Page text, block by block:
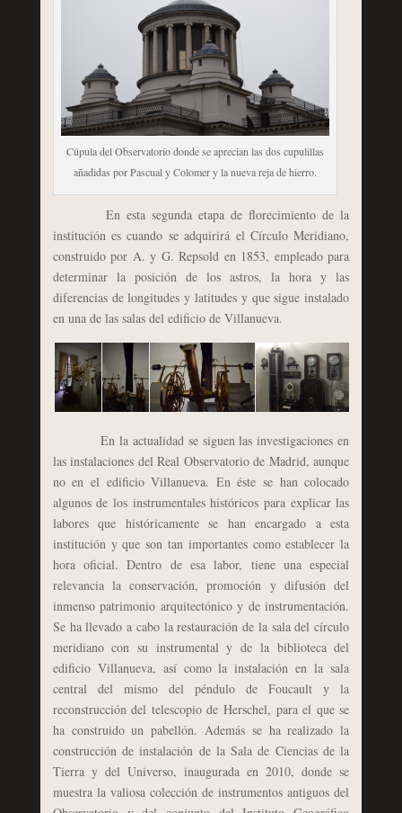
Cúpula del Observatorio donde se aprecian las dos cupulillas
añadidas por Pascual y Colomer y la nueva reja de hierro.
En esta segunda etapa de florecimiento de la
institución es cuando se adquirirá el Círculo Meridiano,
construido por A. y G. Repsold en 1853, empleado para
determinar la posición de los astros, la hora y las
diferencias de longitudes y latitudes y que sigue instalado
en una de las salas del edificio de Villanueva.
En la actualidad se siguen las investigaciones en
las instalaciones del Real Observatorio de Madrid, aunque
no en el edificio Villanueva. En éste se han colocado
algunos de los instrumentales históricos para explicar las
labores que históricamente se han encargado a esta
institución y que son tan importantes como establecer la
hora oficial. Dentro de esa labor, tiene una especial
relevancia la conservación, promoción y difusión del
inmenso patrimonio arquitectónico y de instrumentación.
Se ha llevado a cabo la restauración de la sala del círculo
meridiano con su instrumental y de la biblioteca del
edificio Villanueva, así como la instalación en la sala
central del mismo del péndulo de Foucault y la
reconstrucción del telescopio de Herschel, para el que se
ha construido un pabellón. Además se ha realizado la
construcción de instalación de la Sala de Ciencias de la
Tierra y del Universo, inaugurada en 2010, donde se
muestra la valiosa colección de instrumentos antiguos del